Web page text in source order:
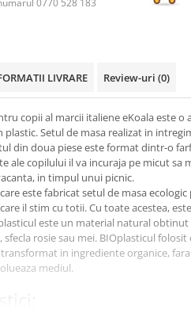
0770 528 183
LIVRARE Review-uri (0)
copii al marcii italiene eKoala este
plastic. Setul de masa realizat in
din doua piese este format dintr-o
ale copilului il va incuraja pe micut sa
in timpul unui picnic.
este fabricat setul de masa
il stim cu totii. Cu toate acestea,
este un material natural
rosie sau mei. BIOplasticul folosit
in ingrediente organice,
mediul.